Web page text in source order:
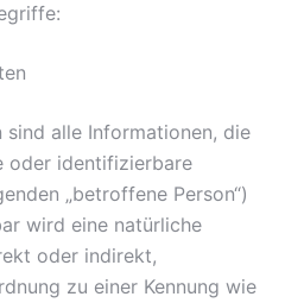
sind alle Informationen, die
oder identifizierbare
„betroffene Person“)
wird eine natürliche
oder indirekt,
zu einer Kennung wie